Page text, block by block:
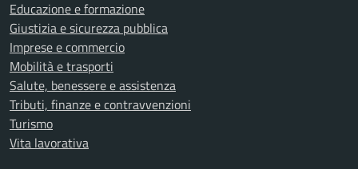
Educazione e formazione
Giustizia e sicurezza pubblica
Imprese e commercio
Mobilità e trasporti
Salute, benessere e assistenza
Tributi, finanze e contravvenzioni
Turismo
Vita lavorativa